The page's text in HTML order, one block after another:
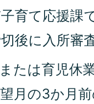
育て応援課
後に入所審
または育児休
月の3か月